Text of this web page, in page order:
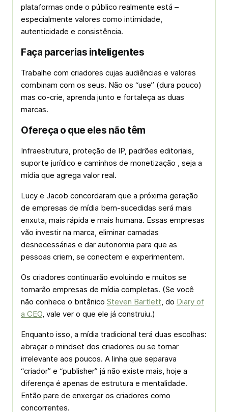
plataformas onde o público realmente está –
especialmente valores como intimidade,
autenticidade e consistência.
Faça parcerias inteligentes
Trabalhe com criadores cujas audiências e valores
combinam com os seus. Não os “use” (dura pouco)
mas co-crie, aprenda junto e fortaleça as duas
marcas.
Ofereça o que eles não têm
Infraestrutura, proteção de IP, padrões editoriais,
suporte jurídico e caminhos de monetização , seja a
mídia que agrega valor real.
Lucy e Jacob concordaram que a próxima geração
de empresas de mídia bem-sucedidas será mais
enxuta, mais rápida e mais humana. Essas empresas
vão investir na marca, eliminar camadas
desnecessárias e dar autonomia para que as
pessoas criem, se conectem e experimentem.
Os criadores continuarão evoluindo e muitos se
tornarão empresas de mídia completas. (Se você
não conhece o britânico Steven Bartlett, do Diary of
a CEO, vale ver o que ele já construiu.)
Enquanto isso, a mídia tradicional terá duas escolhas:
abraçar o mindset dos criadores ou se tornar
irrelevante aos poucos. A linha que separava
“criador” e “publisher” já não existe mais, hoje a
diferença é apenas de estrutura e mentalidade.
Então pare de enxergar os criadores como
concorrentes.